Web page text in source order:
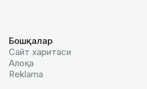
Бошқалар
Сайт харитаси
Алоқа
Reklamа